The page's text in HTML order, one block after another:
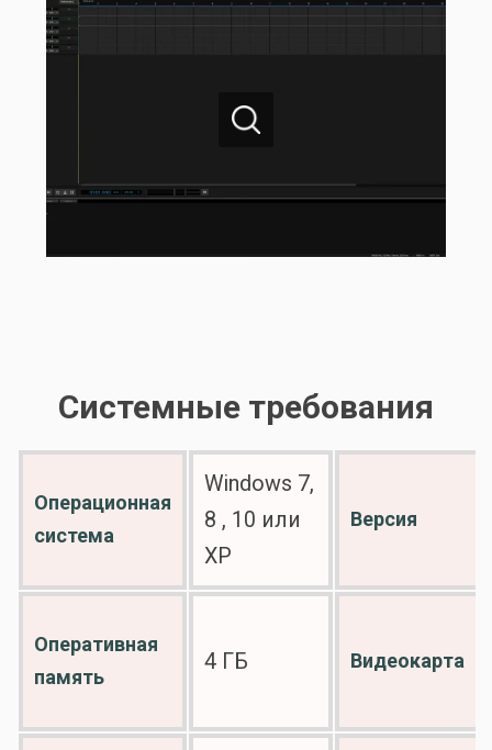
Системные требования
Операционная
система
Windows 7,
8 , 10 или
XP
Версия
Оперативная
память
4 ГБ Видеокарта